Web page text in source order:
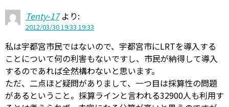
Tenty-17 より:
2012/03/30 19:33 19:33
私は宇都宮市民ではないので、宇都宮市にLRTを導入する
ことについて何の利害もないですし、市民が納得して導入
するのであれば全然構わないと思います。
ただ、二点ほど疑問がありまして、一つ目は採算性の問題
があるということ。採算ラインと言われる32900人も利用す